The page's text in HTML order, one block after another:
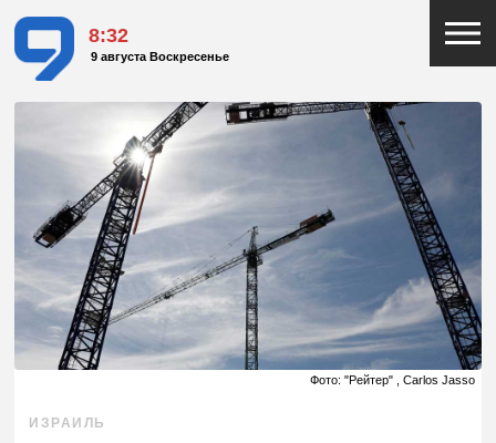
8:32
9 августа Воскресенье
Фото: "Рейтер" , Carlos Jasso
ИЗРАИЛЬ